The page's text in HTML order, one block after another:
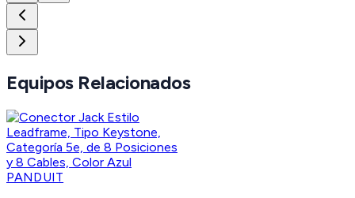
Equipos Relacionados
PANDUIT